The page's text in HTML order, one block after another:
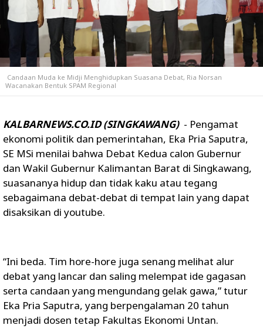
Candaan Muda ke Midji Menghidupkan Suasana Debat, Ria Norsan
Wacanakan Bentuk SPAM Regional
KALBARNEWS.CO.ID (SINGKAWANG) - Pengamat
ekonomi politik dan pemerintahan, Eka Pria Saputra,
SE MSi menilai bahwa Debat Kedua calon Gubernur
dan Wakil Gubernur Kalimantan Barat di Singkawang,
suasananya hidup dan tidak kaku atau tegang
sebagaimana debat-debat di tempat lain yang dapat
disaksikan di youtube.
“Ini beda. Tim hore-hore juga senang melihat alur
debat yang lancar dan saling melempat ide gagasan
serta candaan yang mengundang gelak gawa,” tutur
Eka Pria Saputra, yang berpengalaman 20 tahun
menjadi dosen tetap Fakultas Ekonomi Untan.